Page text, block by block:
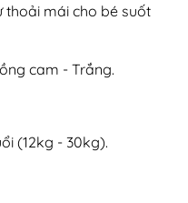
thoải mái cho bé suốt
cam - Trắng.
(12kg - 30kg).